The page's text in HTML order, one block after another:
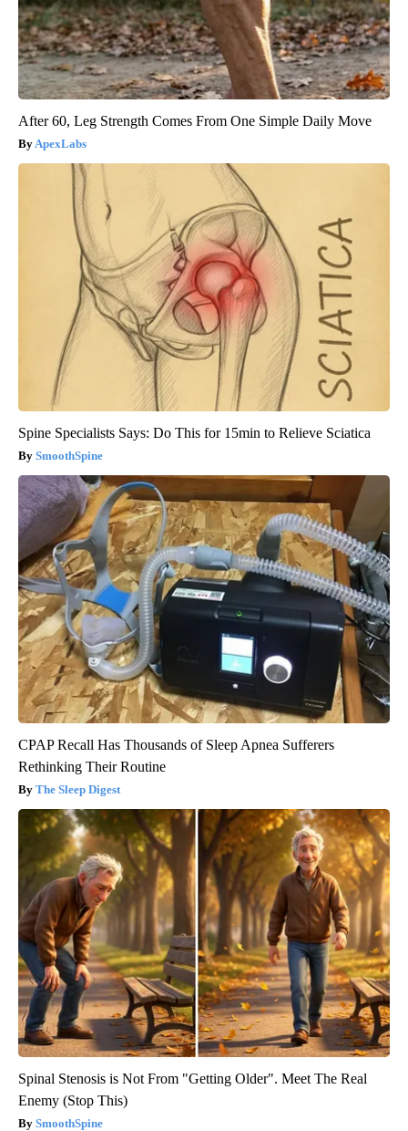
After 60, Leg Strength Comes From One Simple Daily Move
ApexLabs
Spine Specialists Says: Do This for 15min to Relieve Sciatica
SmoothSpine
CPAP Recall Has Thousands of Sleep Apnea Sufferers
Rethinking Their Routine
The Sleep Digest
Spinal Stenosis is Not From "Getting Older". Meet The Real
Enemy (Stop This)
SmoothSpine